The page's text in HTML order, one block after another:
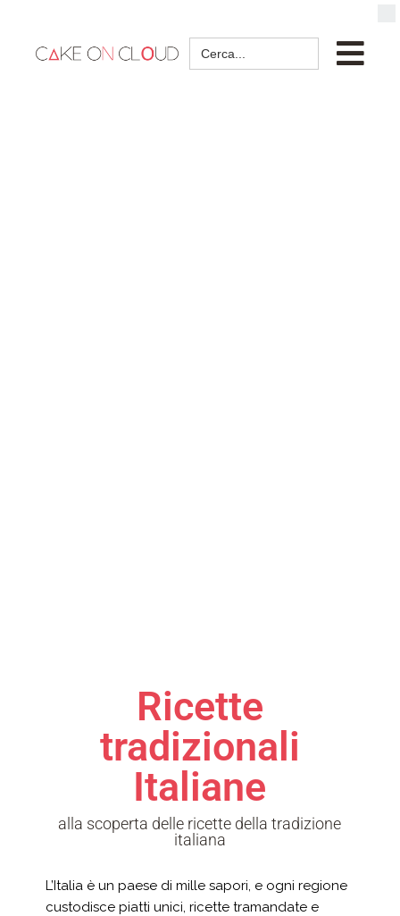
Search
for:
Ricette
tradizionali
Italiane
alla scoperta delle ricette della tradizione
italiana
L’Italia è un paese di mille sapori, e ogni regione
custodisce piatti unici, ricette tramandate e